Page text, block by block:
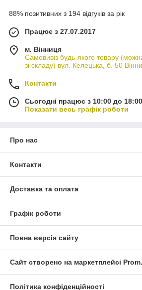
88% позитивних з 194 відгуків за рік
Працює з 27.07.2017
м. Вінниця
Самовивіз будь-якого товару
зі складу) вул. Келецька, б. 50
Контакти
Сьогодні працює з 10:00 до 18:00
Показати весь графік роботи
Про нас
Контакти
Доставка та оплата
Графік роботи
Повна версія сайту
Сайт створено на маркетплейсі
Політика конфіденційності